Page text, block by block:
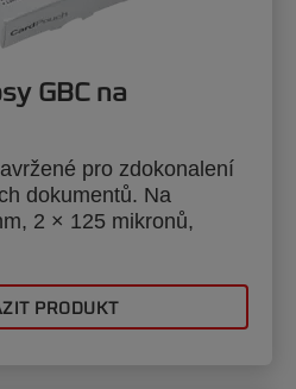
GBC na
pro zdokonalení
dokumentů. Na
2 × 125 mikronů,
PRODUKT